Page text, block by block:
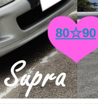
80☆90